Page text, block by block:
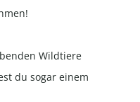
Wildtiere
du sogar einem